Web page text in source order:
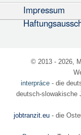
Impressum
© 2013 - 2026,
interpráce- die
deutsch-slowakische
jobtranzit.eu- die